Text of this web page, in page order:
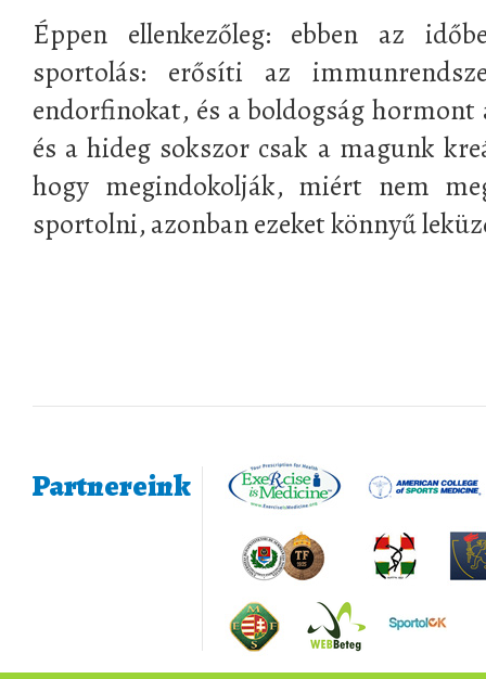
Éppen ellenkezőleg: ebben az
sportolás: erősíti az
endorfinokat, és a boldogság
és a hideg sokszor csak a magunk
hogy megindokolják, miért nem
sportolni, azonban ezeket könnyű
Partnereink